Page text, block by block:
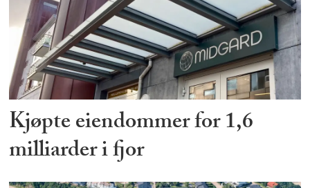
Kjøpte eiendommer for 1,6
milliarder i fjor